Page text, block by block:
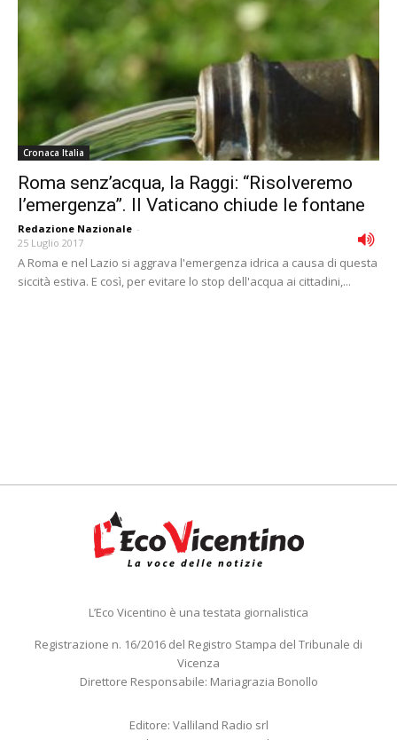
Cronaca Italia
Roma senz’acqua, la Raggi: “Risolveremo
l’emergenza”. Il Vaticano chiude le fontane
Redazione Nazionale -
25 Luglio 2017
A Roma e nel Lazio si aggrava l'emergenza idrica a causa di questa
siccità estiva. E così, per evitare lo stop dell'acqua ai cittadini,...
L’Eco Vicentino è una testata giornalistica
Registrazione n. 16/2016 del Registro Stampa del Tribunale di
Vicenza
Direttore Responsabile: Mariagrazia Bonollo
Editore: Valliland Radio srl